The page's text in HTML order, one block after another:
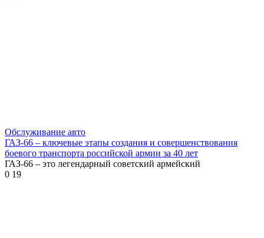
Обслуживание авто
ГАЗ-66 – ключевые этапы создания и совершенствования
боевого транспорта российской армии за 40 лет
ГАЗ-66 – это легендарный советский армейский
0 19